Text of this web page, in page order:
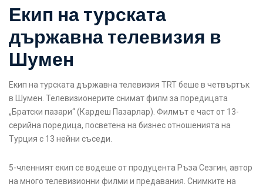
Екип на турската
държавна телевизия в
Шумен
Екип на турската държавна телевизия TRT беше в четвъртък
в Шумен. Телевизионерите снимат филм за поредицата
„Братски пазари“ (Кардеш Пазарлар). Филмът е част от 13-
серийна поредица, посветена на бизнес отношенията на
Турция с 13 нейни съседи.
5-членният екип се водеше от продуцента Ръза Сезгин, автор
на много телевизионни филми и предавания. Снимките на